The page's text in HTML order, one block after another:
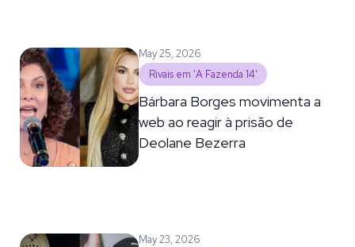
May 25, 2026
Rivais em 'A Fazenda 14'
Bárbara Borges movimenta a
web ao reagir à prisão de
Deolane Bezerra
May 23, 2026